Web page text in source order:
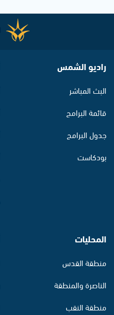
راديو الشمس
البث المباشر
قائمة البرامج
جدول البرامج
بودكاست
المحليات
منطقة القدس
الناصرة والمنطقة
منطقة النقب